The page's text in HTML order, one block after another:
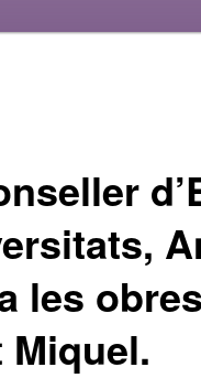
les
Miquel.